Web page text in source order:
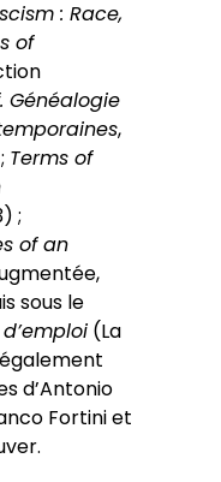
: Race,
of
Généalogie
,
Terms of
;
of an
sous le
(La
également
d’Antonio
Fortini et